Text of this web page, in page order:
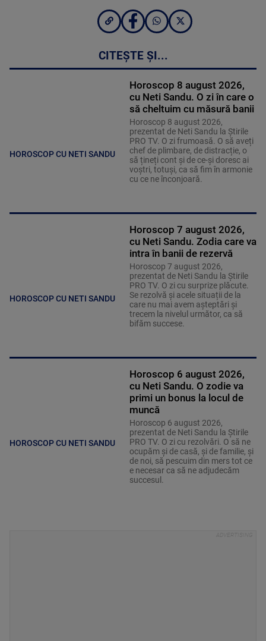
CITEȘTE ȘI...
HOROSCOP CU NETI SANDU
Horoscop 8 august 2026,
cu Neti Sandu. O zi în care o
să cheltuim cu măsură banii
Horoscop 8 august 2026,
prezentat de Neti Sandu la Știrile
PRO TV. O zi frumoasă. O să aveți
chef de plimbare, de distracție, o
să țineți cont și de ce-și doresc ai
voștri, totuși, ca să fim în armonie
cu ce ne înconjoară.
HOROSCOP CU NETI SANDU
Horoscop 7 august 2026,
cu Neti Sandu. Zodia care va
intra în banii de rezervă
Horoscop 7 august 2026,
prezentat de Neti Sandu la Știrile
PRO TV. O zi cu surprize plăcute.
Se rezolvă și acele situații de la
care nu mai avem așteptări și
trecem la nivelul următor, ca să
bifăm succese.
HOROSCOP CU NETI SANDU
Horoscop 6 august 2026,
cu Neti Sandu. O zodie va
primi un bonus la locul de
muncă
Horoscop 6 august 2026,
prezentat de Neti Sandu la Știrile
PRO TV. O zi cu rezolvări. O să ne
ocupăm și de casă, și de familie, și
de noi, să pescuim din mers tot ce
e necesar ca să ne adjudecăm
succesul.